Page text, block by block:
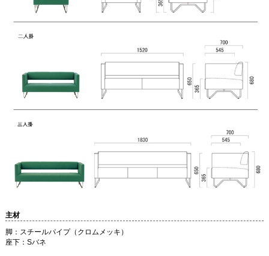
主材
脚：スチールパイプ（クロムメッキ）
座下：Sバネ